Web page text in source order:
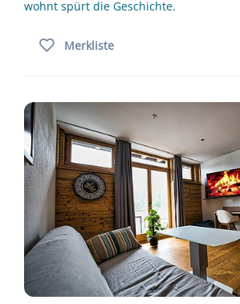
wohnt spürt die Geschichte.
Merkliste